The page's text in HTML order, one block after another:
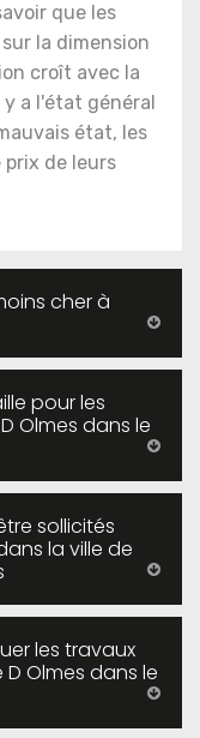
que les
la dimension
croît avec la
y a l'état général
état, les
de leurs
cher à
pour les
Olmes dans le
sollicités
la ville de
les travaux
Olmes dans le